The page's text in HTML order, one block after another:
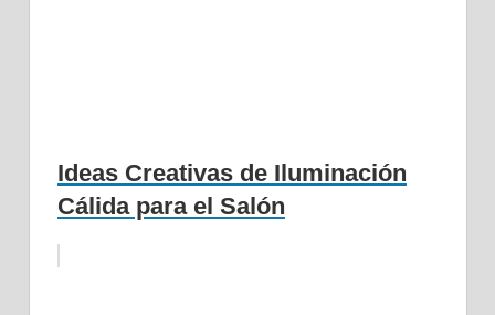
Ideas Creativas de Iluminación
Cálida para el Salón